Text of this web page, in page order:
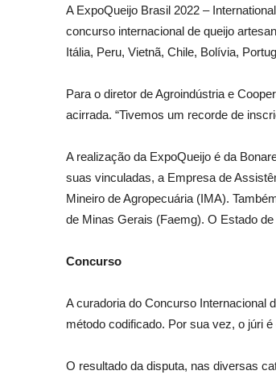
A ExpoQueijo Brasil 2022 –
concurso internacional de queijo
Itália, Peru, Vietnã, Chile, Bolívia,
Para o diretor de Agroindústria e
acirrada. “Tivemos um recorde de
A realização da ExpoQueijo é da
suas vinculadas, a Empresa de
Mineiro de Agropecuária (IMA).
de Minas Gerais (Faemg). O Estado
Concurso
A curadoria do Concurso Internacional
método codificado. Por sua vez, o júri
O resultado da disputa, nas diversas